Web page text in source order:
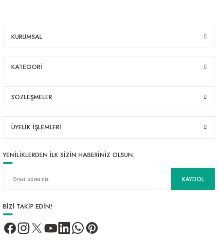
KURUMSAL
KATEGORİ
SÖZLEŞMELER
ÜYELİK İŞLEMLERİ
YENİLİKLERDEN İLK SİZİN HABERİNİZ OLSUN.
KAYDOL
BİZİ TAKİP EDİN!